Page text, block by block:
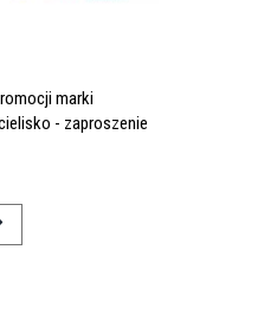
marki
- zaproszenie